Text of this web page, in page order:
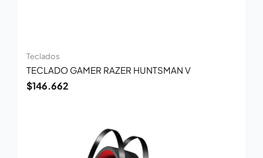
Teclados
TECLADO GAMER RAZER HUNTSMAN V
$146.662